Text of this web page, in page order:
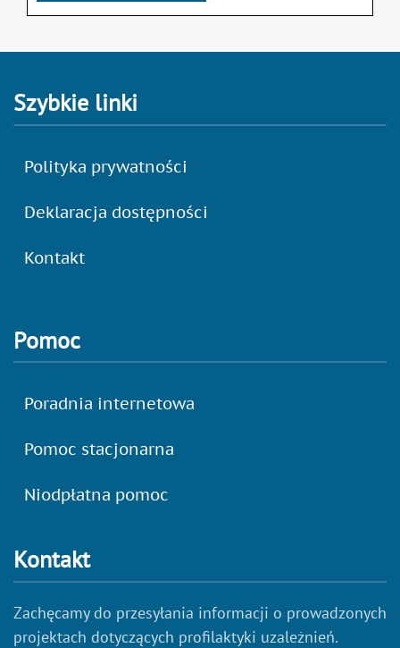
Szybkie linki
Polityka prywatności
Deklaracja dostępności
Kontakt
Pomoc
Poradnia internetowa
Pomoc stacjonarna
Niodpłatna pomoc
Kontakt
Zachęcamy do przesyłania informacji o prowadzonych
projektach dotyczących profilaktyki uzależnień.